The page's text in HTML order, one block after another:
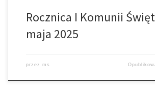
Rocznica I Komunii
maja 2025
przez ms